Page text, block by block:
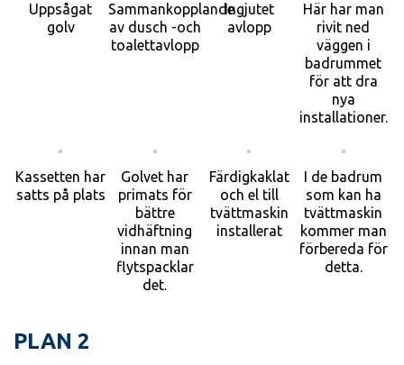
Uppsågat
golv
Sammankopplande
av dusch -och
toalettavlopp
Ingjutet
avlopp
Här har man
rivit ned
väggen i
badrummet
för att dra
nya
installationer.
Kassetten har
satts på plats
Golvet har
primats för
bättre
vidhäftning
innan man
flytspacklar
det.
Färdigkaklat
och el till
tvättmaskin
installerat
I de badrum
som kan ha
tvättmaskin
kommer man
förbereda för
detta.
PLAN 2